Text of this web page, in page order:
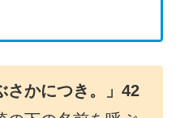
さかにつき。」42